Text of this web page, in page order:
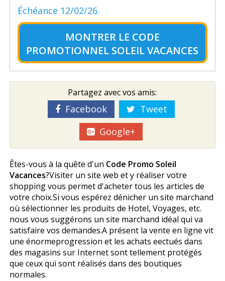
Échéance 12/02/26.
MONTRER LE CODE
PROMOTIONNEL SOLEIL VACANCES
Partagez avec vos amis:
Facebook
Tweet
Google+
Êtes-vous à la quête d'un Code Promo Soleil
Vacances?Visiter un site web et y réaliser votre
shopping vous permet d'acheter tous les articles de
votre choix.Si vous espérez dénicher un site marchand
où sélectionner les produits de Hotel, Voyages, etc.
nous vous suggérons un site marchand idéal qui va
satisfaire vos demandes.A présent la vente en ligne vit
une énormeprogression et les achats effectués dans
des magasins sur Internet sont tellement protégés
que ceux qui sont réalisés dans des boutiques
normales.